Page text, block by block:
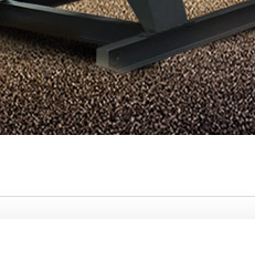
生物质燃烧器
反应釜